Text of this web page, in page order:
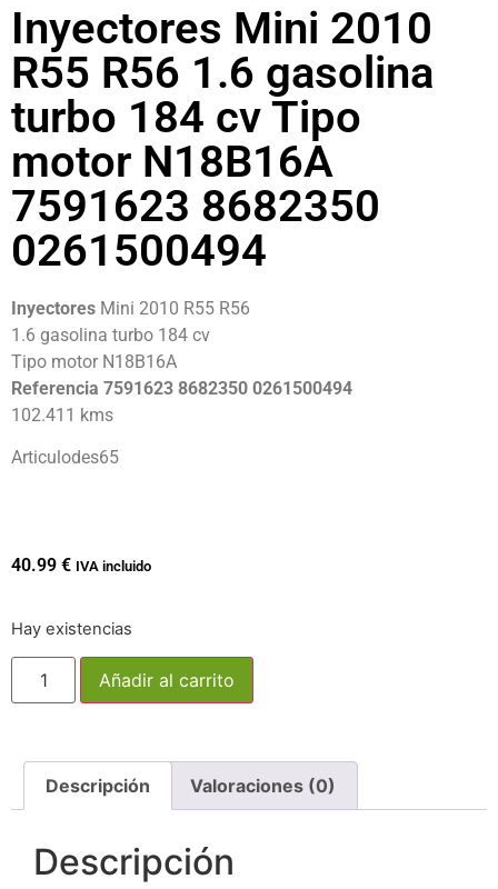
Inyectores Mini 2010
R55 R56 1.6 gasolina
turbo 184 cv Tipo
motor N18B16A
7591623 8682350
0261500494
Inyectores Mini 2010 R55 R56
1.6 gasolina turbo 184 cv
Tipo motor N18B16A
Referencia 7591623 8682350 0261500494
102.411 kms
Articulodes65
40.99 € IVA incluido
Hay existencias
Añadir al carrito
Descripción Valoraciones (0)
Descripción